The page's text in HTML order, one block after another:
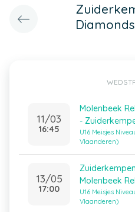
11/03
16:45
Molenbeek
-
U16 Meisjes
Vlaanderen)
13/05
17:00
Molenbeek
U16 Meisjes
Vlaanderen)